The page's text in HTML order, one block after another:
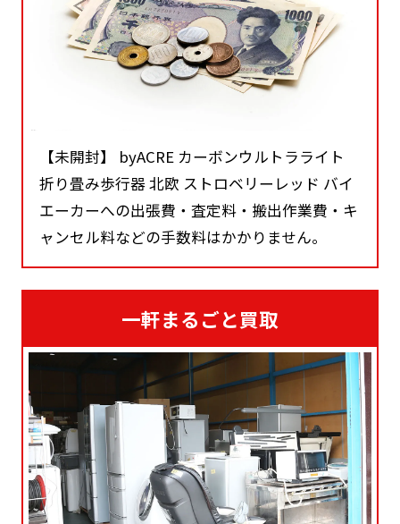
【未開封】 byACRE カーボンウルトラライト
折り畳み歩行器 北欧 ストロベリーレッド バイ
エーカーへの出張費・査定料・搬出作業費・キ
ャンセル料などの手数料はかかりません。
一軒まるごと買取